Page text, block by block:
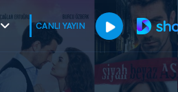
CANLI YAYIN